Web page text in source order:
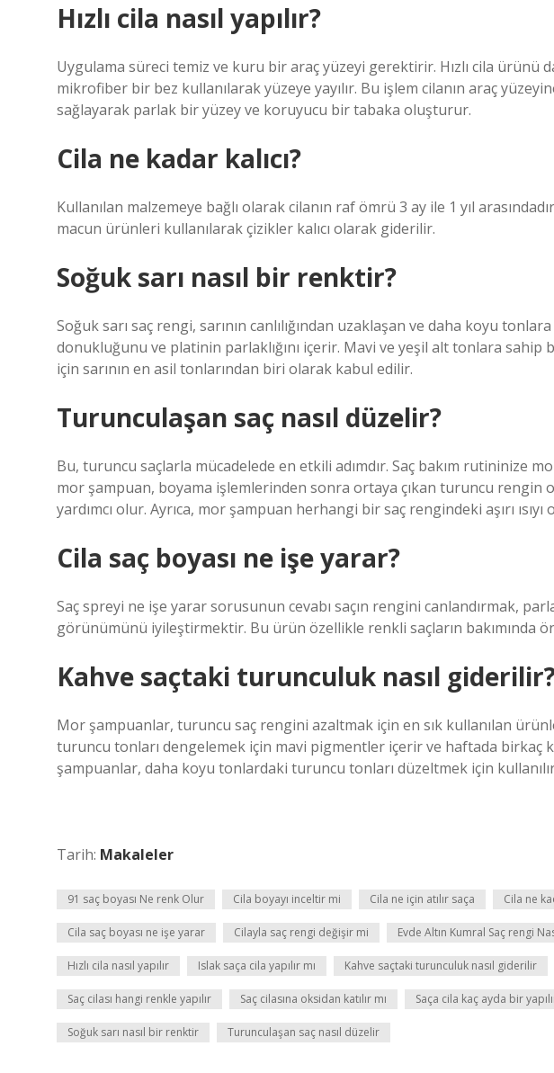
Hızlı cila nasıl yapılır?
Uygulama süreci temiz ve kuru bir araç yüzeyi gerektirir. Hızlı cila ürünü
mikrofiber bir bez kullanılarak yüzeye yayılır. Bu işlem cilanın araç
sağlayarak parlak bir yüzey ve koruyucu bir tabaka oluşturur.
Cila ne kadar kalıcı?
Kullanılan malzemeye bağlı olarak cilanın raf ömrü 3 ay ile 1 yıl
macun ürünleri kullanılarak çizikler kalıcı olarak giderilir.
Soğuk sarı nasıl bir renktir?
Soğuk sarı saç rengi, sarının canlılığından uzaklaşan ve daha koyu
donukluğunu ve platinin parlaklığını içerir. Mavi ve yeşil alt tonlara
için sarının en asil tonlarından biri olarak kabul edilir.
Turunculaşan saç nasıl düzelir?
Bu, turuncu saçlarla mücadelede en etkili adımdır. Saç bakım rutininize
mor şampuan, boyama işlemlerinden sonra ortaya çıkan turuncu rengin
yardımcı olur. Ayrıca, mor şampuan herhangi bir saç rengindeki aşırı
Cila saç boyası ne işe yarar?
Saç spreyi ne işe yarar sorusunun cevabı saçın rengini canlandırmak,
görünümünü iyileştirmektir. Bu ürün özellikle renkli saçların bakımında
Kahve saçtaki turunculuk nasıl
Mor şampuanlar, turuncu saç rengini azaltmak için en sık kullanılan
turuncu tonları dengelemek için mavi pigmentler içerir ve haftada birkaç
şampuanlar, daha koyu tonlardaki turuncu tonları düzeltmek için
Tarih: Makaleler
91 saç boyası Ne renk Olur Cila boyayı inceltir mi Cila ne için atılır saça Cila ne
Cila saç boyası ne işe yarar Cilayla saç rengi değişir mi Evde Altın Kumral Saç rengi
Hızlı cila nasıl yapılır Islak saça cila yapılır mı Kahve saçtaki turunculuk nasıl giderilir
Saç cilası hangi renkle yapılır Saç cilasına oksidan katılır mı Saça cila kaç ayda bir
Soğuk sarı nasıl bir renktir Turunculaşan saç nasıl düzelir